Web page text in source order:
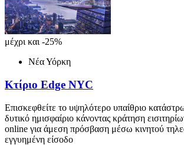
μέχρι και -25%
Νέα Υόρκη
Κτίριο Edge NYC
Επισκεφθείτε το υψηλότερο υπαίθριο
δυτικό ημισφαίριο κάνοντας κράτηση
online για άμεση πρόσβαση μέσω κινητού
εγγυημένη είσοδο